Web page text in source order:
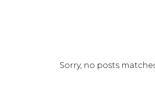
Sorry, no posts